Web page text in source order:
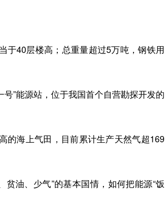
40层楼高；总重量超过5万吨，钢铁用
能源站，位于我国首个自营勘探开发的
的海上气田，目前累计生产天然气超169
油、少气”的基本国情，如何把能源“饭